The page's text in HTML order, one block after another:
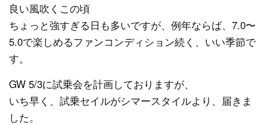
良い風吹くこの頃
ちょっと強すぎる日も多いですが、例年ならば、7.0〜
5.0で楽しめるファンコンディション続く、いい季節で
す。
GW 5/3に試乗会を計画しておりますが、
いち早く、試乗セイルがシマースタイルより、届きま
した。